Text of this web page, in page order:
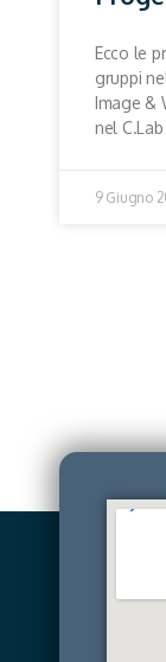
Ecco le
gruppi
Image &
nel C.Lab
9 Giugno